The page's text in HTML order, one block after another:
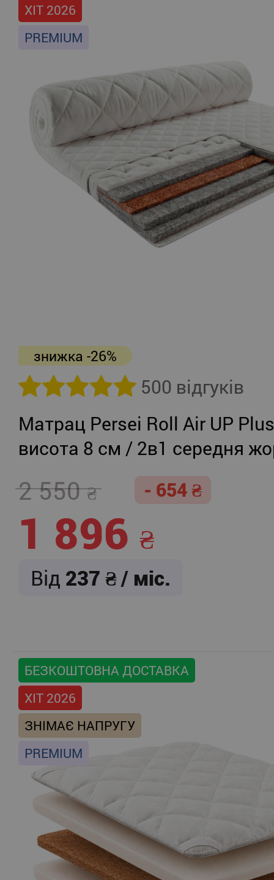
ХІТ 2026
PREMIUM
знижка -26%
500 відгуків
Матрац Persei Roll Air UP
висота 8 см / 2в1 середня
2 550 - 654
1 896
Від 237 / міс.
БЕЗКОШТОВНА ДОСТАВКА
ХІТ 2026
ЗНІМАЄ НАПРУГУ
PREMIUM